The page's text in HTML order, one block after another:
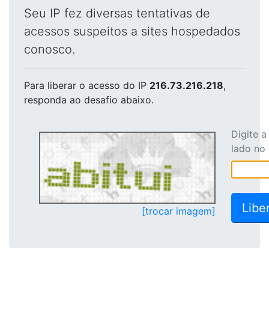
Seu IP fez diversas tentativas de
acessos suspeitos a sites hospedados
conosco.
Para liberar o acesso do IP 216.73.216.218,
responda ao desafio abaixo.
[trocar imagem]
Digite
lado no